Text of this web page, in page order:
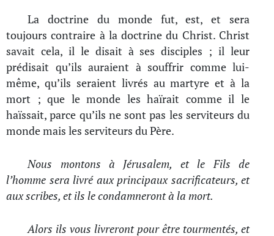
La doctrine du monde fut, est, et sera
toujours contraire à la doctrine du Christ. Christ
savait cela, il le disait à ses disciples ; il leur
prédisait qu’ils auraient à souffrir comme lui-
même, qu’ils seraient livrés au martyre et à la
mort ; que le monde les haïrait comme il le
haïssait, parce qu’ils ne sont pas les serviteurs du
monde mais les serviteurs du Père.
Nous montons à Jérusalem, et le Fils de
l’homme sera livré aux principaux sacrificateurs, et
aux scribes, et ils le condamneront à la mort.
Alors ils vous livreront pour être tourmentés, et